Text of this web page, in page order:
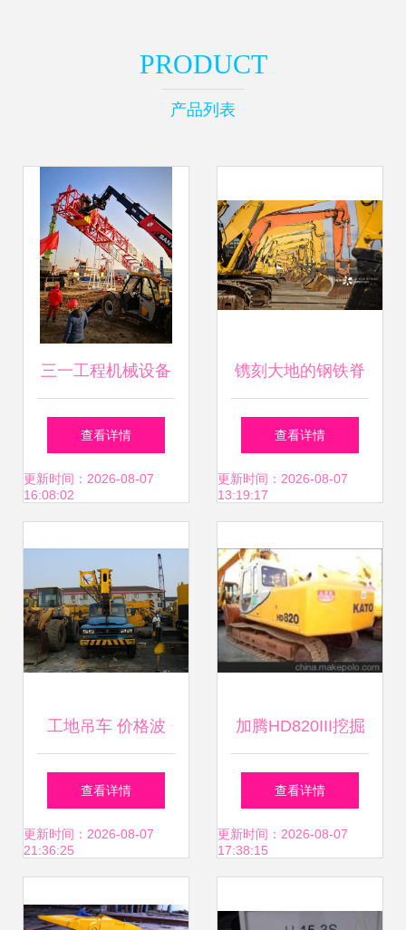
PRODUCT
产品列表
三一工程机械设备
施工案例 工程机械
行业分析 三一集团
查看详情
更新时间：2026-08-07
16:08:02
镌刻大地的钢铁脊
梁 摄影镜头下的其
他工程机械
查看详情
更新时间：2026-08-07
13:19:17
工地吊车 价格波
动、供应选择与品
牌竞析
查看详情
更新时间：2026-08-07
21:36:25
加腾HD820III挖掘
机仅售20万 高品质
工程机械的实惠之
查看详情
更新时间：2026-08-07
17:38:15